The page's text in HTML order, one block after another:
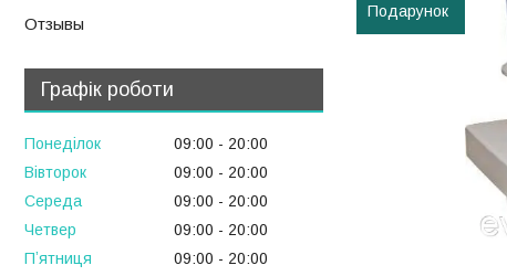
Подарунок
Отзывы
Графік роботи
Понеділок 09:00
20:00
Вівторок
09:00
20:00
Середа
09:00
20:00
Четвер
09:00
20:00
Пʼятниця
09:00
20:00